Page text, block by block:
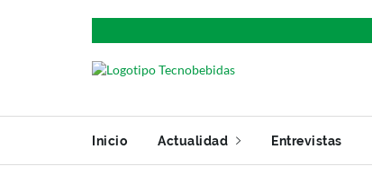
Inicio Actualidad Entrevistas